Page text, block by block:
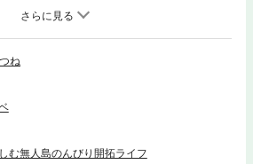
、やがて澪の実況で、ぼっちライフを配信する
のを助けて懐いた狼（？）のルピとともに、島
キルによる生産などを満喫しながら、翔太
イフを充実させていく。その独特でワクワク
島のんびり開拓ライフ』1巻発売記念 特別
元コードを収録 ※一部の携帯電話・スマート
担となります※小説自体のダウンロードはで
い※特典内容は紙書籍と同様のものです※閲覧
ね
む無人島のんびり開拓ライフ